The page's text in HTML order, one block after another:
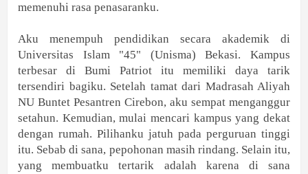
memenuhi rasa penasaranku.
Aku menempuh pendidikan secara akademik di
Universitas Islam "45" (Unisma) Bekasi. Kampus
terbesar di Bumi Patriot itu memiliki daya tarik
tersendiri bagiku. Setelah tamat dari Madrasah Aliyah
NU Buntet Pesantren Cirebon, aku sempat menganggur
setahun. Kemudian, mulai mencari kampus yang dekat
dengan rumah. Pilihanku jatuh pada perguruan tinggi
itu. Sebab di sana, pepohonan masih rindang. Selain itu,
yang membuatku tertarik adalah karena di sana